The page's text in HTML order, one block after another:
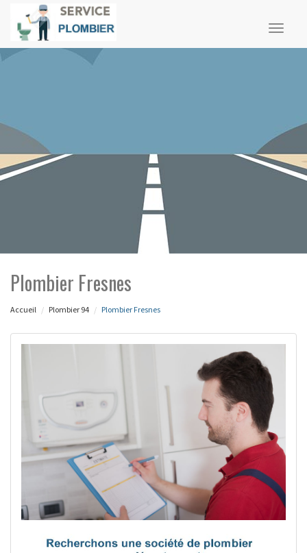
Plombier Fresnes
Accueil Plombier 94 Plombier Fresnes